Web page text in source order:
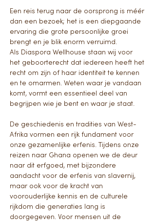
Een reis terug naar de oorsprong is méér
dan een bezoek; het is een diepgaande
ervaring die grote persoonlijke groei
brengt en je blik enorm verruimd.
Als Diaspora Wellhouse staan wij voor
het geboorterecht dat iedereen heeft het
recht om zijn of haar identiteit te kennen
en te omarmen. Weten waar je vandaan
komt, vormt een essentieel deel van
begrijpen wie je bent en waar je staat.
De geschiedenis en tradities van West-
Afrika vormen een rijk fundament voor
onze gezamenlijke erfenis. Tijdens onze
reizen naar Ghana openen we de deur
naar dit erfgoed, met bijzondere
aandacht voor de erfenis van slavernij,
maar ook voor de kracht van
voorouderlijke kennis en de culturele
rijkdom die generaties lang is
doorgegeven. Voor mensen uit de